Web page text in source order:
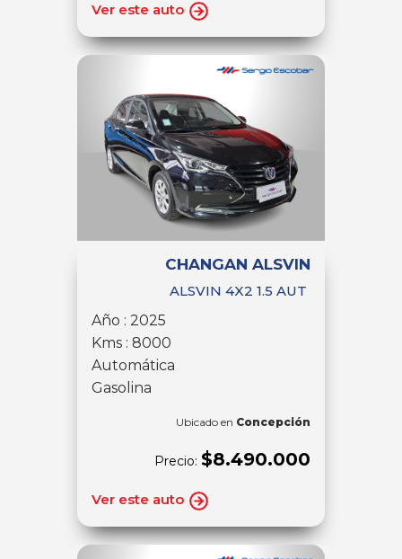
Ver este auto
CHANGAN ALSVIN
ALSVIN 4X2 1.5 AUT
Año : 2025
Kms : 8000
Automática
Gasolina
Ubicado en Concepción
Precio: $8.490.000
Ver este auto